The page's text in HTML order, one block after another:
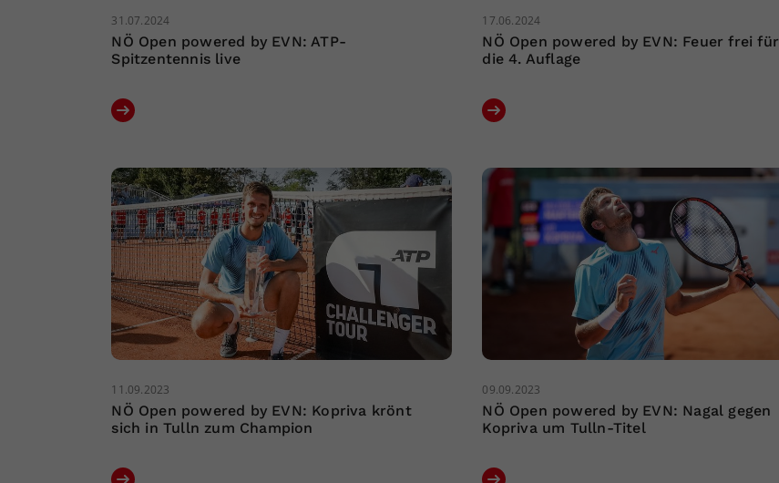
31.07.2024
NÖ Open powered by EVN: ATP-
Spitzentennis live
17.06.2024
NÖ Open powered by EVN: Feuer frei für
die 4. Auflage
11.09.2023
NÖ Open powered by EVN: Kopriva krönt
sich in Tulln zum Champion
09.09.2023
NÖ Open powered by EVN: Nagal gegen
Kopriva um Tulln-Titel